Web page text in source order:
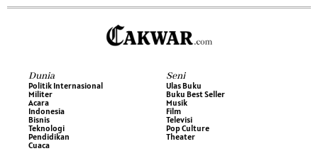
Dunia
Politik Internasional
Militer
Acara
Indonesia
Bisnis
Teknologi
Pendidikan
Cuaca
Seni
Ulas Buku
Buku Best Seller
Musik
Film
Televisi
Pop Culture
Theater